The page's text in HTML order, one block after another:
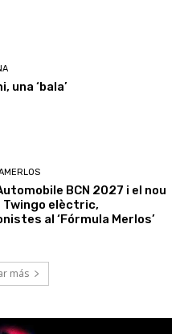
una ‘bala’
BCN 2027 i el nou
Twingo elèctric,
al ‘Fórmula Merlos’
más